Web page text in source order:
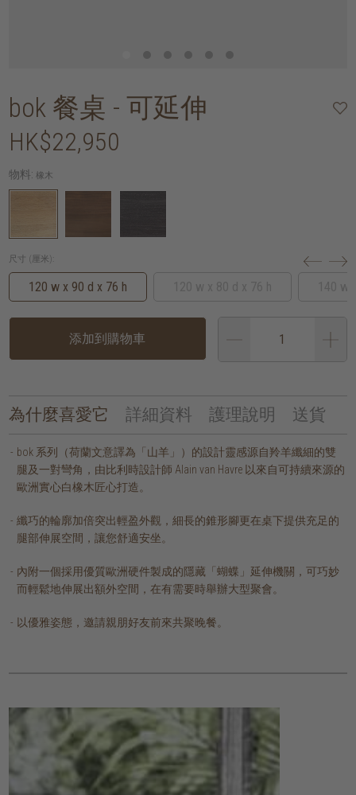
bok 餐桌 - 可延伸
HK$22,950
物料: 橡木
尺寸 (厘米):
120 w x 90 d x 76 h
添加到購物車
為什麼喜愛它 詳細資料 護理說明 送貨
bok 系列（荷蘭文意譯為「山羊」）的設計靈感源自羚羊纖細的雙
腿及一對彎角，由比利時設計師 Alain van Havre 以來自可持續來源的
歐洲實心白橡木匠心打造。
纖巧的輪廓加倍突出輕盈外觀，細長的錐形腳更在桌下提供充足的
腿部伸展空間，讓您舒適安坐。
內附一個採用優質歐洲硬件製成的隱藏「蝴蝶」延伸機關，可巧妙
而輕鬆地伸展出額外空間，在有需要時舉辦大型聚會。
以優雅姿態，邀請親朋好友前來共聚晚餐。